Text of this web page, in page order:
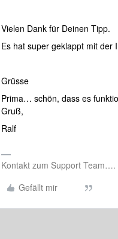
Vielen Dank für Deinen Tipp.
Es hat super geklappt mit der
Grüsse
Prima… schön, dass es
Gruß,
Ralf
Kontakt zum Support
Gefällt mir